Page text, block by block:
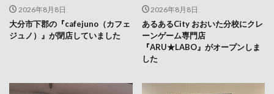
2026年8月8日
大分市下郡の『cafejuno（カフェ
ジュノ）』が閉店していました
2026年8月8日
あるあるCity おおいた分校にクレ
ーンゲーム専門店
『ARU★LABO』がオープンしま
した